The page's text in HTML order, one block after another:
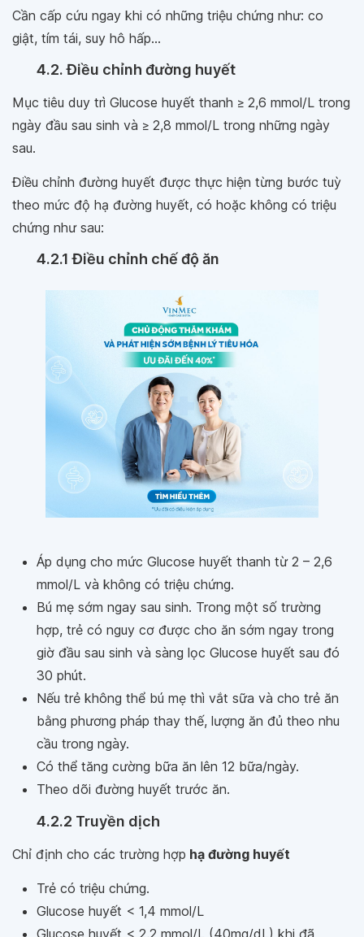
Cần cấp cứu ngay khi có những triệu chứng như: co
giật, tím tái, suy hô hấp...
4.2. Điều chỉnh đường huyết
Mục tiêu duy trì Glucose huyết thanh ≥ 2,6 mmol/L trong
ngày đầu sau sinh và ≥ 2,8 mmol/L trong những ngày
sau.
Điều chỉnh đường huyết được thực hiện từng bước tuỳ
theo mức độ hạ đường huyết, có hoặc không có triệu
chứng như sau:
4.2.1 Điều chỉnh chế độ ăn
Áp dụng cho mức Glucose huyết thanh từ 2 – 2,6
mmol/L và không có triệu chứng.
Bú mẹ sớm ngay sau sinh. Trong một số trường
hợp, trẻ có nguy cơ được cho ăn sớm ngay trong
giờ đầu sau sinh và sàng lọc Glucose huyết sau đó
30 phút.
Nếu trẻ không thể bú mẹ thì vắt sữa và cho trẻ ăn
bằng phương pháp thay thế, lượng ăn đủ theo nhu
cầu trong ngày.
Có thể tăng cường bữa ăn lên 12 bữa/ngày.
Theo dõi đường huyết trước ăn.
4.2.2 Truyền dịch
Chỉ định cho các trường hợp hạ đường huyết
Trẻ có triệu chứng.
Glucose huyết < 1,4 mmol/L